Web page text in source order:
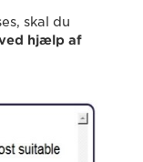
skal du
hjælp af